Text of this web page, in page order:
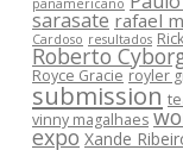
panamericano
sarasate rafael
Cardoso resultados
Roberto
Royce Gracie royler
submission
vinny magalhaes
expo Xande